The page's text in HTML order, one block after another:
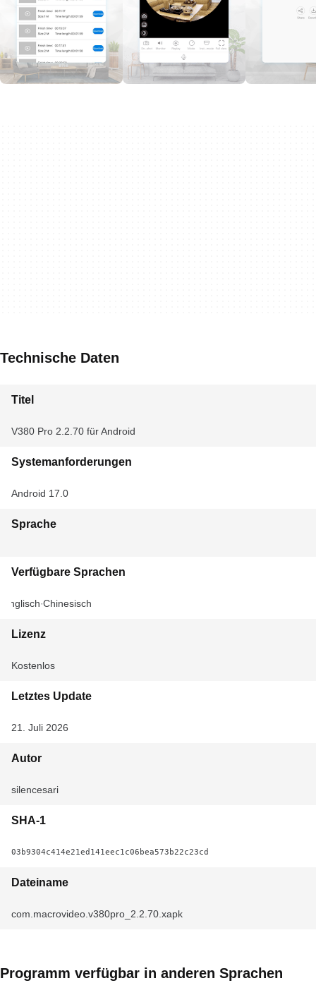
Technische Daten
Titel
V380 Pro 2.2.70 für Android
Systemanforderungen
Android 17.0
Sprache
Verfügbare Sprachen
Englisch Chinesisch
Lizenz
Kostenlos
Letztes Update
21. Juli 2026
Autor
silencesari
SHA-1
03b9304c414e21ed141eec1c06bea573b22c23cd
Dateiname
com.macrovideo.v380pro_2.2.70.xapk
Programm verfügbar in anderen Sprachen